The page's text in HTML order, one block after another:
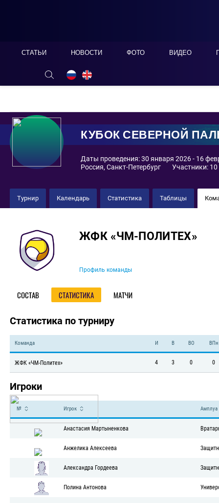
СТАТЬИ НОВОСТИ ФОТО ВИДЕО
ОНЛАЙН ТАБЛО СКРЫТЬ
КУБОК СЕВЕРНОЙ
Даты проведения: 30 января 2026 - 16
Россия, Санкт-Петербург
Участники: 10
Турнир Календарь Статистика Таблицы
Команда
ЖФК «ЧМ-ПОЛИТЕХ»
Профиль команды
СОСТАВ СТАТИСТИКА МАТЧИ
Статистика по турниру
Команда И В ВО ВПн
ЖФК «ЧМ-Политех» 4 3 0 0
Игроки
№ Игрок Амплуа
Анастасия Мартыненкова
Анжелика Алексеева
Александра Гордеева
Полина Антонова